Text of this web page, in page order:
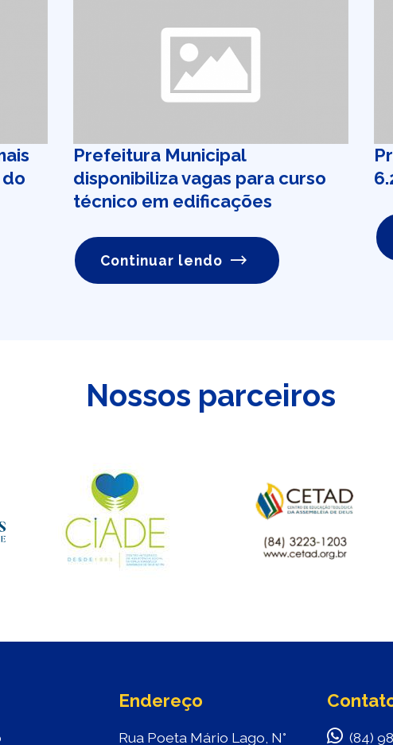
Prefeitura Municipal
disponibiliza vagas para curso
técnico em edificações
Continuar lendo
Nossos parceiros
Endereço
Rua Poeta Mário Lago, N° (84)